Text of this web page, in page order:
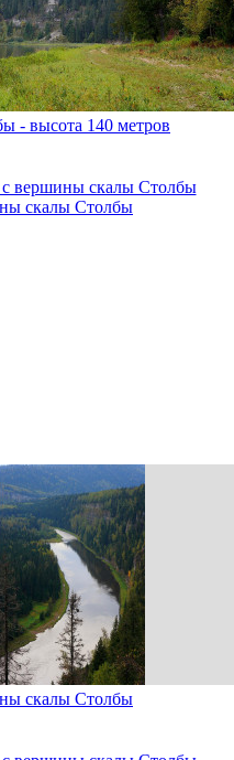
- высота 140 метров
скалы Столбы
скалы Столбы